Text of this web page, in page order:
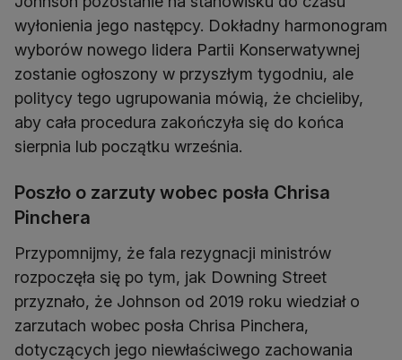
wyłonienia jego następcy. Dokładny harmonogram
wyborów nowego lidera Partii Konserwatywnej
zostanie ogłoszony w przyszłym tygodniu, ale
politycy tego ugrupowania mówią, że chcieliby,
aby cała procedura zakończyła się do końca
sierpnia lub początku września.
Poszło o zarzuty wobec posła Chrisa
Pinchera
Przypomnijmy, że fala rezygnacji ministrów
rozpoczęła się po tym, jak Downing Street
przyznało, że Johnson od 2019 roku wiedział o
zarzutach wobec posła Chrisa Pinchera,
dotyczących jego niewłaściwego zachowania